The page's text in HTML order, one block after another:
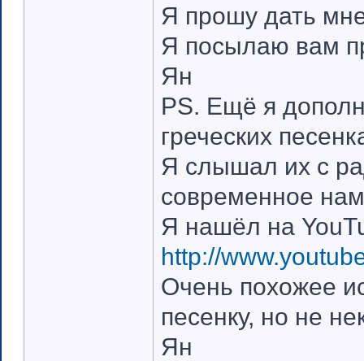
Я прошу дать
Я посылаю вам
Ян
PS. Ещё я
греческих
Я слышал их с
современное
Я нашёл на
http://
Очень похожее
песенку, но не
Ян